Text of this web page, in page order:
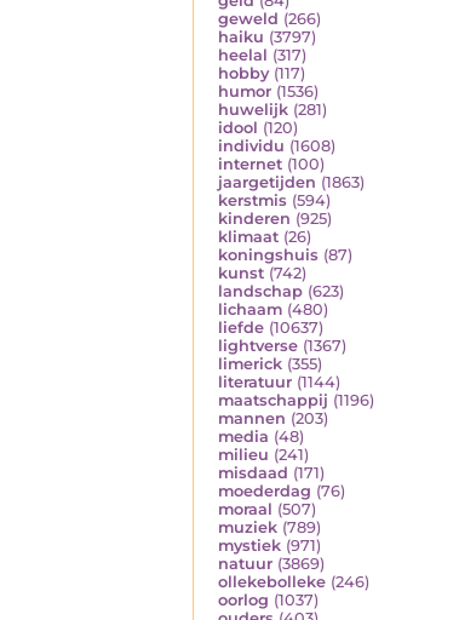
geweld (266)
haiku (3797)
heelal (317)
hobby (117)
humor (1536)
huwelijk (281)
idool (120)
individu (1608)
internet (100)
jaargetijden (1863)
kerstmis (594)
kinderen (925)
klimaat (26)
koningshuis (87)
kunst (742)
landschap (623)
lichaam (480)
liefde (10637)
lightverse (1367)
limerick (355)
literatuur (1144)
maatschappij (1196)
mannen (203)
media (48)
milieu (241)
misdaad (171)
moederdag (76)
moraal (507)
muziek (789)
mystiek (971)
natuur (3869)
ollekebolleke (246)
oorlog (1037)